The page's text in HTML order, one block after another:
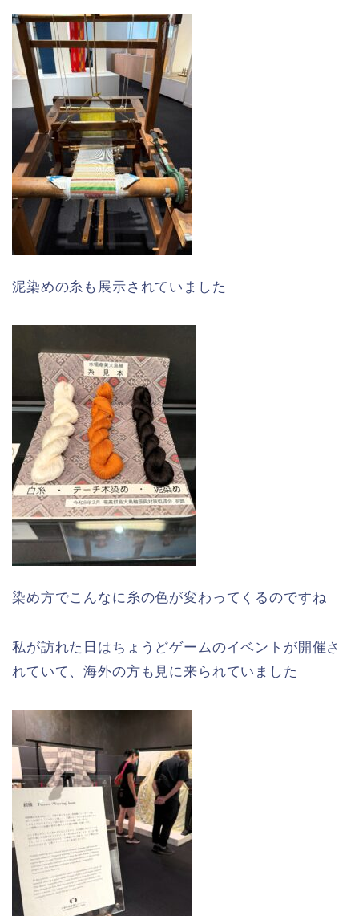
泥染めの糸も展示されていました
染め方でこんなに糸の色が変わってくるのですね
私が訪れた日はちょうどゲームのイベントが開催さ
れていて、海外の方も見に来られていました